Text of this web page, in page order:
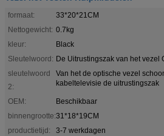
formaat:
33*20*21CM
Nettogewicht: 0.7kg
kleur:
Black
Sleutelwoord: De Uitrustingszak van het vezel
sleutelwoord
2:
Van het de optische vezel
kabeltelevisie de uitrustingszak
OEM:
Beschikbaar
binnengrootte:31*18*19CM
productietijd:
3-7 werkdagen